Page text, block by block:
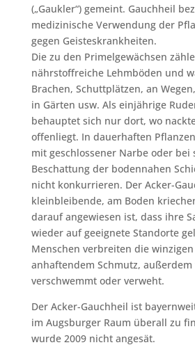
(„Gaukler“) gemeint. Gauchheil
medizinische Verwendung der
gegen Geisteskrankheiten.
Die zu den Primelgewächsen
nährstoffreiche Lehmböden und
Brachen, Schuttplätzen, an
in Gärten usw. Als einjährige
behauptet sich nur dort, wo
offenliegt. In dauerhaften
mit geschlossener Narbe oder bei
Beschattung der bodennahen
nicht konkurrieren. Der Acker-
kleinbleibende, am Boden
darauf angewiesen ist, dass ihre
wieder auf geeignete Standorte
Menschen verbreiten die
anhaftendem Schmutz,
verschwemmt oder verweht.
Der Acker-Gauchheil ist
im Augsburger Raum überall zu
wurde 2009 nicht angesät.